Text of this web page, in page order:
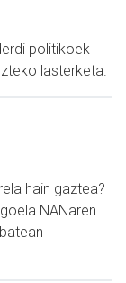
politikoek
lasterketa.
hain gaztea?
NANaren